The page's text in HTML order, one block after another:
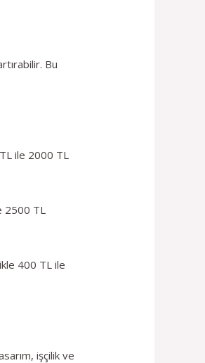
Bu
ile 2000 TL
2500 TL
400 TL ile
işçilik ve